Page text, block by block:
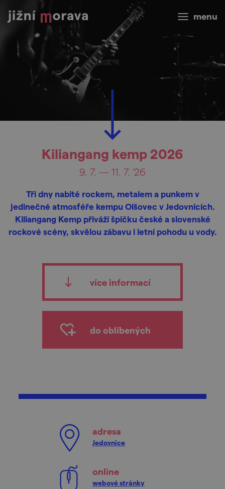
menu
Kiliangang kemp 2026
9. 7. — 11. 7. '26
Tři dny nabité rockem, metalem a punkem v
jedinečné atmosféře kempu Olšovec v Jedovnicích.
Kiliangang Kemp přiváží špičku české a slovenské
rockové scény, skvělou zábavu i letní pohodu u vody.
více informací
do oblíbených
adresa
Jedovnice
online
webové stránky